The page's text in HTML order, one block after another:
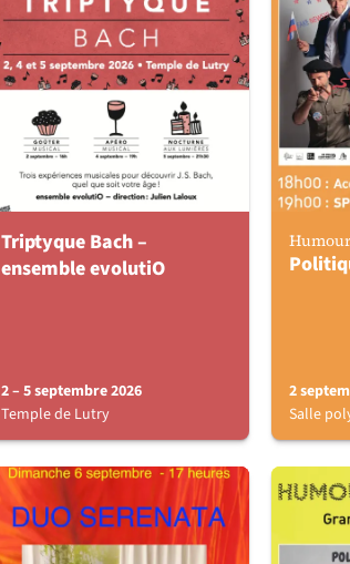
Triptyque Bach –
ensemble evolutiO
2 – 5 septembre 2026
Temple de Lutry
2
Salle